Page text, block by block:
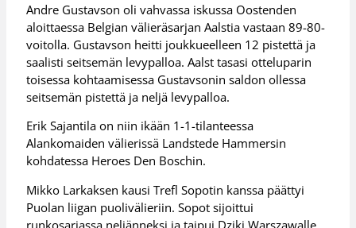
Andre Gustavson oli vahvassa iskussa Oostenden
aloittaessa Belgian välieräsarjan Aalstia vastaan 89-80-
voitolla. Gustavson heitti joukkueelleen 12 pistettä ja
saalisti seitsemän levypalloa. Aalst tasasi otteluparin
toisessa kohtaamisessa Gustavsonin saldon ollessa
seitsemän pistettä ja neljä levypalloa.
Erik Sajantila on niin ikään 1-1-tilanteessa
Alankomaiden välierissä Landstede Hammersin
kohdatessa Heroes Den Boschin.
Mikko Larkaksen kausi Trefl Sopotin kanssa päättyi
Puolan liigan puolivälieriin. Sopot sijoittui
runkosarjassa neljänneksi ja taipui Dziki Warszawalle